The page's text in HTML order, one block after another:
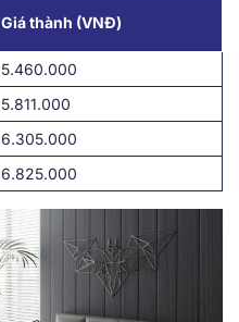
Giá thành (VNĐ)
5.460.000
5.811.000
6.305.000
6.825.000